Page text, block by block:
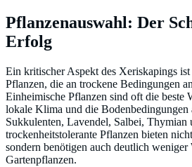
Pflanzenauswahl: Der
Erfolg
Ein kritischer Aspekt des Xeriskapings
Pflanzen, die an trockene Bedingungen
Einheimische Pflanzen sind oft die beste
lokale Klima und die Bodenbedingungen
Sukkulenten, Lavendel, Salbei, Thymian
trockenheitstolerante Pflanzen bieten
sondern benötigen auch deutlich weniger
Gartenpflanzen.